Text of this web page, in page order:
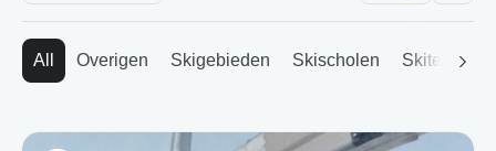
All Overigen Skigebieden Skischolen